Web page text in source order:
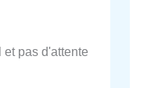
pas d'attente